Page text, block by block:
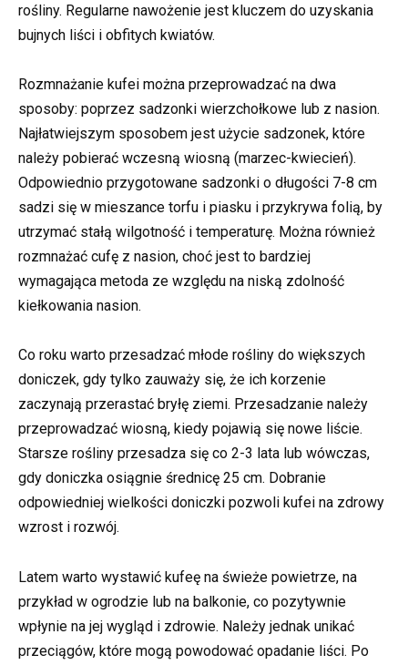
rośliny. Regularne nawożenie jest kluczem do uzyskania
bujnych liści i obfitych kwiatów.
Rozmnażanie kufei można przeprowadzać na dwa
sposoby: poprzez sadzonki wierzchołkowe lub z nasion.
Najłatwiejszym sposobem jest użycie sadzonek, które
należy pobierać wczesną wiosną (marzec-kwiecień).
Odpowiednio przygotowane sadzonki o długości 7-8 cm
sadzi się w mieszance torfu i piasku i przykrywa folią, by
utrzymać stałą wilgotność i temperaturę. Można również
rozmnażać cufę z nasion, choć jest to bardziej
wymagająca metoda ze względu na niską zdolność
kiełkowania nasion.
Co roku warto przesadzać młode rośliny do większych
doniczek, gdy tylko zauważy się, że ich korzenie
zaczynają przerastać bryłę ziemi. Przesadzanie należy
przeprowadzać wiosną, kiedy pojawią się nowe liście.
Starsze rośliny przesadza się co 2-3 lata lub wówczas,
gdy doniczka osiągnie średnicę 25 cm. Dobranie
odpowiedniej wielkości doniczki pozwoli kufei na zdrowy
wzrost i rozwój.
Latem warto wystawić kufeę na świeże powietrze, na
przykład w ogrodzie lub na balkonie, co pozytywnie
wpłynie na jej wygląd i zdrowie. Należy jednak unikać
przeciągów, które mogą powodować opadanie liści. Po